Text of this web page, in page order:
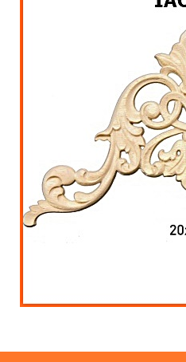
Kartonpiyer Kapı Vitrin Çıtaları
Kontra Mdf Cnc Seperatör
Kontraplak Aplik İmalatı
Köşe ve Kartonpiyer Profilleri
Lambri Kapı Kavisleri
Lambri Kapı Yayları
Masif Oymalı Modeller
Ahşap Oymalı Dekoratif Köşe